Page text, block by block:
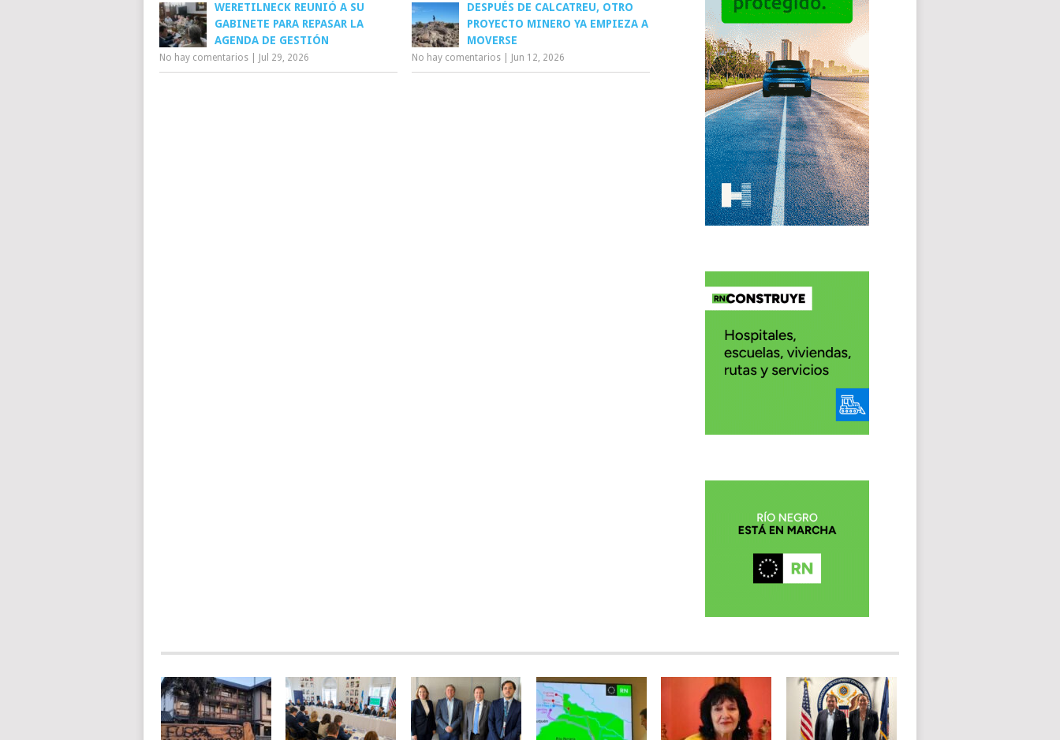
WERETILNECK REUNIÓ A SU
GABINETE PARA REPASAR LA
AGENDA DE GESTIÓN
No hay comentarios Jul 29, 2026
DESPUÉS DE CALCATREU, OTRO
PROYECTO MINERO YA EMPIEZA A
MOVERSE
No hay comentarios Jun 12, 2026